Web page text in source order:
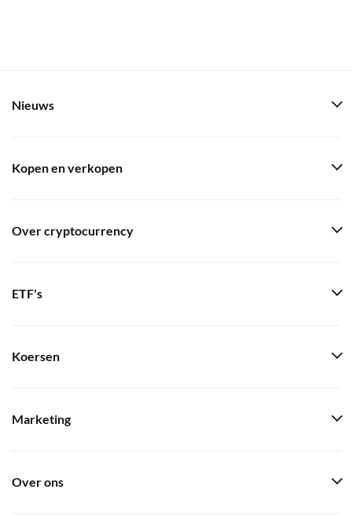
Nieuws
Kopen en verkopen
Over cryptocurrency
ETF's
Koersen
Marketing
Over ons